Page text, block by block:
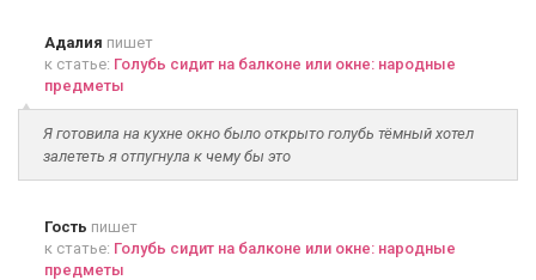
Адалия пишет
к статье: Голубь сидит на балконе или окне: народные
предметы
Я готовила на кухне окно было открыто голубь тёмный хотел
залететь я отпугнула к чему бы это
Гость пишет
к статье: Голубь сидит на балконе или окне: народные
предметы